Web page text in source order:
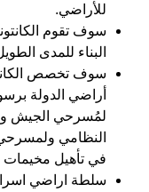
للأراضي.
سوف تقوم
البناء للمدى
سوف تخصص
أراضي الدولة
لمُسرحي الجيش
النظامي
في تأهيل مخيمات
سلطة اراضي